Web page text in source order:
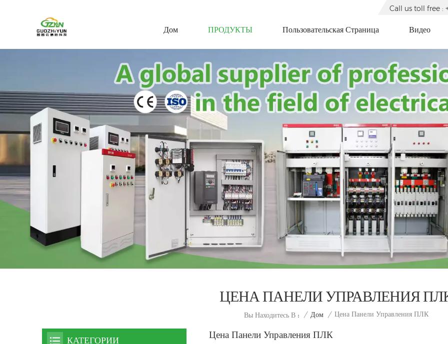
Call us toll free :
Дом ПРОДУКТЫ Пользовательская Страница Видео
ЦЕНА ПАНЕЛИ УПРАВЛЕНИЯ
Вы Находитесь В : / Дом / Цена Панели Управления ПЛК
Цена Панели Управления ПЛК
КАТЕГОРИИ